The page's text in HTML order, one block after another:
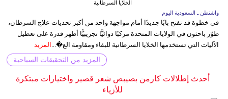
الخلايا السرطانية
واشنطن ـ السعودية اليوم
في خطوة قد تفتح بابًا جديدًا أمام مواجهة واحد من أكبر تحديات علاج السرطان،
طوّر باحثون في الولايات المتحدة مركبًا دوائيًّا تجريبيًّا أظهر قدرة على تعطيل
الآليات التي تستخدمها الخلايا السرطانية للبقاء ومقاومة الع�... المزيد
المزيد من التحقيقات السياحية
أحدث إطلالات كارمن بصيبص شعر قصير واختيارات مبتكرة
للأزياء